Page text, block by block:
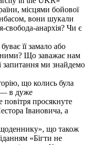
місцями бойової
вони шукали
анархія? Чи є
її замало або
Що заважає нам
запитання ми знайдемо
що колись була
— в дуже
повітря просякнуте
Івановича, а
що також
«Бігти не